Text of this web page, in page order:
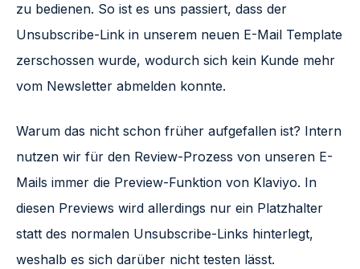
zu bedienen. So ist es uns passiert, dass der
Unsubscribe-Link in unserem neuen E-Mail Template
zerschossen wurde, wodurch sich kein Kunde mehr
vom Newsletter abmelden konnte.
Warum das nicht schon früher aufgefallen ist? Intern
nutzen wir für den Review-Prozess von unseren E-
Mails immer die Preview-Funktion von Klaviyo. In
diesen Previews wird allerdings nur ein Platzhalter
statt des normalen Unsubscribe-Links hinterlegt,
weshalb es sich darüber nicht testen lässt.